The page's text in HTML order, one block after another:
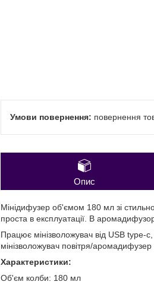
повернення
Опис
Мінідифузер об'ємом 180 мл зі
проста в експлуатації. В
Працює мінізволожувач від USB
мінізволожувач повітря/
Характеристики:
Об'єм колби: 180 мл